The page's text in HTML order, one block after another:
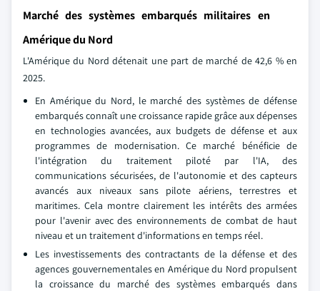
Marché des systèmes embarqués militaires en
Amérique du Nord
L'Amérique du Nord détenait une part de marché de 42,6 % en
2025.
En Amérique du Nord, le marché des systèmes de défense
embarqués connaît une croissance rapide grâce aux dépenses
en technologies avancées, aux budgets de défense et aux
programmes de modernisation. Ce marché bénéficie de
l'intégration du traitement piloté par l'IA, des
communications sécurisées, de l'autonomie et des capteurs
avancés aux niveaux sans pilote aériens, terrestres et
maritimes. Cela montre clairement les intérêts des armées
pour l'avenir avec des environnements de combat de haut
niveau et un traitement d'informations en temps réel.
Les investissements des contractants de la défense et des
agences gouvernementales en Amérique du Nord propulsent
la croissance du marché des systèmes embarqués dans